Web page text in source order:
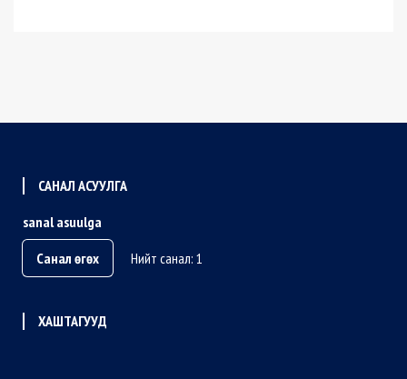
САНАЛ АСУУЛГА
sanal asuulga
Санал өгөх
Нийт санал: 1
ХАШТАГУУД